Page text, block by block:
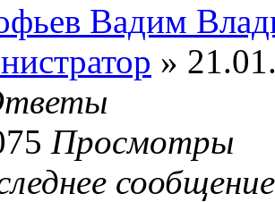
Вадим
»
Просмотры